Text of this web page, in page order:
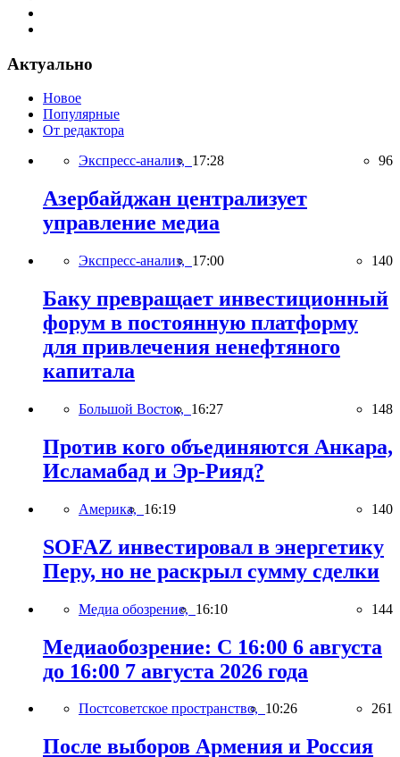
Актуально
Новое
Популярные
От редактора
Экспресс-анализ, 17:28 96
Азербайджан централизует
управление медиа
Экспресс-анализ, 17:00 140
Баку превращает инвестиционный
форум в постоянную платформу
для привлечения ненефтяного
капитала
Большой Восток, 16:27 148
Против кого объединяются Анкара,
Исламабад и Эр-Рияд?
Америка, 16:19 140
SOFAZ инвестировал в энергетику
Перу, но не раскрыл сумму сделки
Медиа обозрение, 16:10 144
Медиаобозрение: С 16:00 6 августа
до 16:00 7 августа 2026 года
Постсоветское пространство, 10:26 261
После выборов Армения и Россия